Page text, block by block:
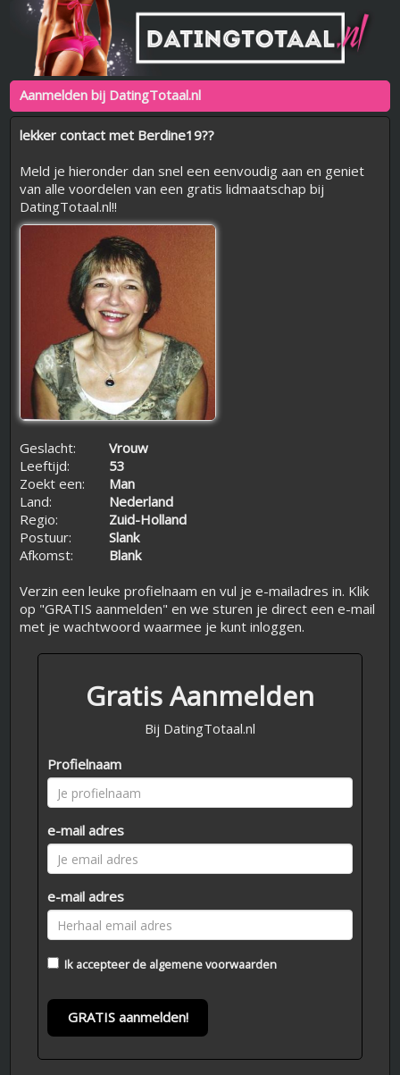
Aanmelden bij DatingTotaal.nl
lekker contact met Berdine19??
Meld je hieronder dan snel een eenvoudig aan en geniet
van alle voordelen van een gratis lidmaatschap bij
DatingTotaal.nl!!
Geslacht:
Vrouw
Leeftijd:
53
Zoekt een:
Man
Land:
Nederland
Regio:
Zuid-Holland
Postuur:
Slank
Afkomst:
Blank
Verzin een leuke profielnaam en vul je e-mailadres in. Klik
op "GRATIS aanmelden" en we sturen je direct een e-mail
met je wachtwoord waarmee je kunt inloggen.
Gratis Aanmelden
Bij DatingTotaal.nl
Profielnaam
e-mail adres
e-mail adres
Ik accepteer de algemene voorwaarden
GRATIS aanmelden!